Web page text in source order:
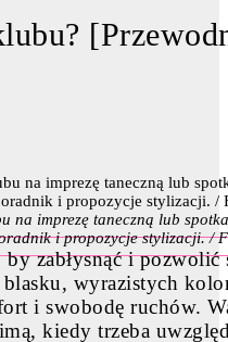
na imprezę taneczną lub
i propozycje stylizacji. /
zabłysnąć i
wyrazistych
i swobodę ruchów.
kiedy trzeba